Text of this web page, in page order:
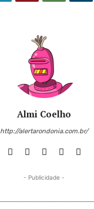
Almi Coelho
http://alertarondonia.com.br/
- Publicidade -